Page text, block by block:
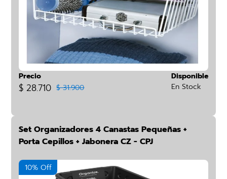
Precio
$ 28.710 $ 31.900
Disponible
En Stock
Set Organizadores 4 Canastas Pequeñas +
Porta Cepillos + Jabonera CZ - CPJ
10% Off